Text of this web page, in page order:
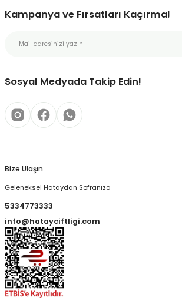
Kampanya ve Fırsatları Kaçırma!
Sosyal Medyada Takip Edin!
Bize Ulaşın
Geleneksel Hataydan Sofranıza
5334773333
info@hatayciftligi.com